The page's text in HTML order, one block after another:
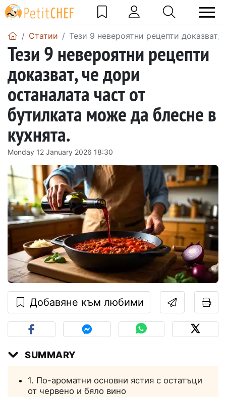
Статии Тези 9 невероятни рецепти
Тези 9 невероятни рецепти
доказват, че дори
останалата част от
бутилката може да блесне в
кухнята.
Monday 12 January 2026 18:30
Добавяне към любими
SUMMARY
1. По-ароматни основни ястия с остатъци
от червено и бяло вино